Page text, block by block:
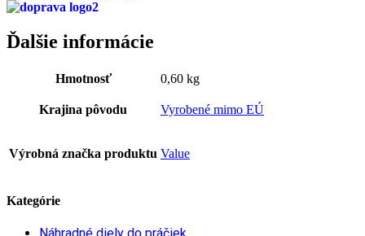
Ďalšie informácie
Hmotnosť 0,60 kg
Krajina pôvodu Vyrobené mimo EÚ
Výrobná značka produktu Value
Kategórie